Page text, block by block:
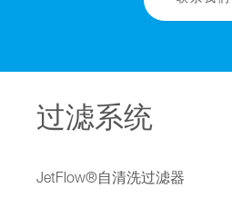
过滤系统
JetFlow®自清洗过滤器